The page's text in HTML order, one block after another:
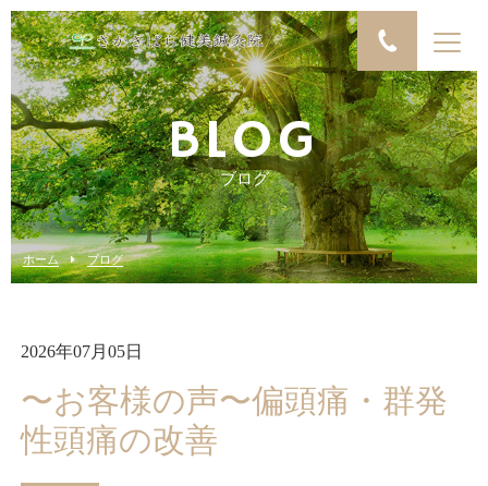
BLOG
ブログ
ホーム ブログ
2026年07月05日
〜お客様の声〜偏頭痛・群発
性頭痛の改善